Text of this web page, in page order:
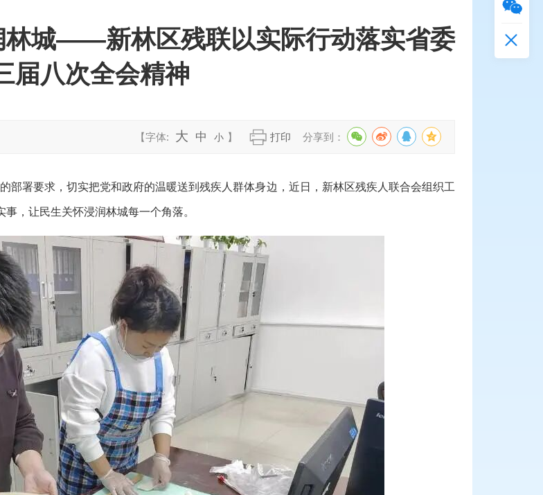
林城——新林区残联以实际行动落实省委
届八次全会精神
【字体: 大 中 小 】 打印 分享到：
部署要求，切实把党和政府的温暖送到残疾人群体身边，近日，新林区残疾人联合会组织工
，让民生关怀浸润林城每一个角落。